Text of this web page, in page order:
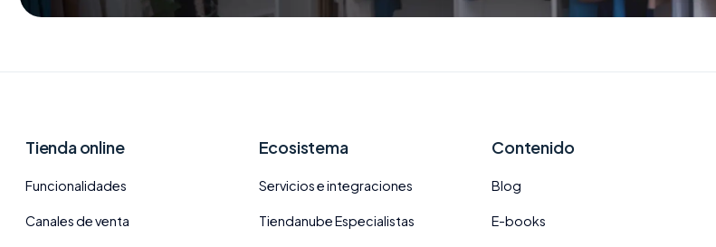
Tienda online
Funcionalidades
Canales de venta
Ecosistema
Servicios e integraciones
Tiendanube Especialistas
Contenido
Blog
E-books